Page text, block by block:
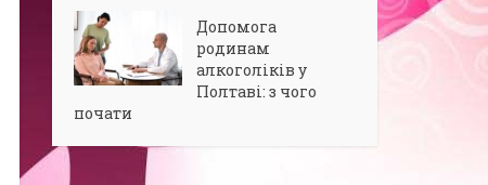
Допомога
родинам
алкоголіків у
Полтаві: з чого
почати